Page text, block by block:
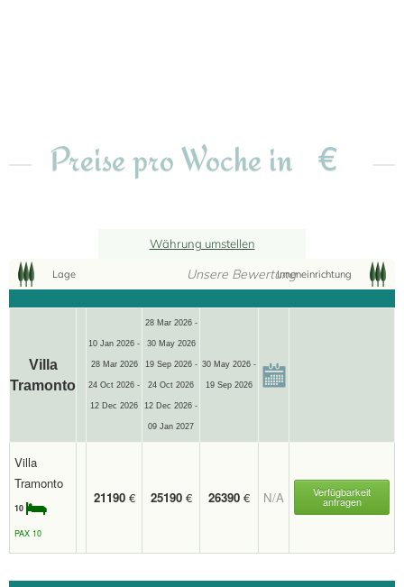
Preise pro Woche in €
Währung umstellen
Lage Unsere BewertungInneneinrichtung
Villa
Tramonto
10 Jan 2026 -
28 Mar 2026
24 Oct 2026 -
12 Dec 2026
28 Mar 2026 -
30 May 2026
19 Sep 2026 -
24 Oct 2026
12 Dec 2026 -
09 Jan 2027
30 May 2026 -
19 Sep 2026
Villa
Tramonto
10
PAX 10
21190 € 25190 € 26390 € N/A Verfügbarkeit
anfragen